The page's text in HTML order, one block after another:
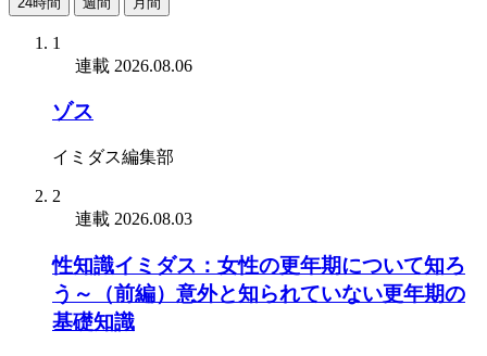
1
連載 2026.08.06
ゾス
イミダス編集部
2
連載 2026.08.03
性知識イミダス：女性の更年期について知ろ
う～（前編）意外と知られていない更年期の
基礎知識